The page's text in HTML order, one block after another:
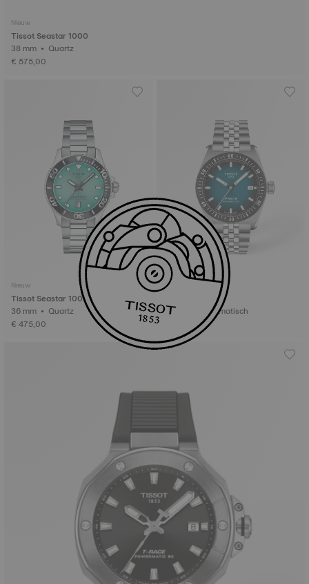
Nieuw
Tissot Seastar 1000
38 mm • Quartz
€ 575,00
Nieuw
Tissot Seastar 1000
36 mm • Quartz
€ 475,00
38 mm • Automatisch
€ 745,00